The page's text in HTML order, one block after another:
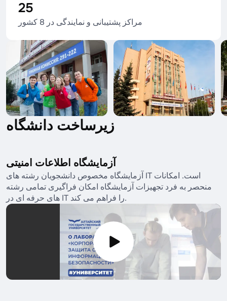
25
مراکز پشتیبانی و نمایندگی در 8 کشور
زیرساخت دانشگاه
آزمایشگاه اطلاعات امنیتی
آزمایشگاه مخصوص دانشجویان رشته های IT است. امکانات
منحصر به فرد تجهیزات آزمایشگاه امکان فراگیری تمامی رشته
های حرفه ای در IT را فراهم می کند.